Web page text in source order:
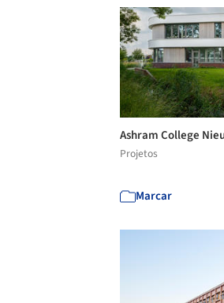
Ashram College
Projetos
Marcar